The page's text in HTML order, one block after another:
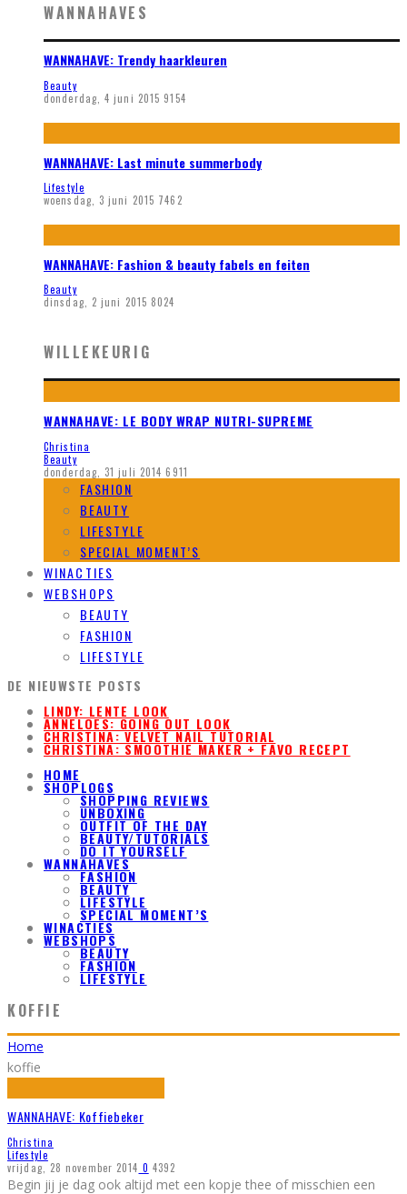
WANNAHAVES
WANNAHAVE: Trendy haarkleuren
Beauty
donderdag, 4 juni 2015 9154
WANNAHAVE: Last minute summerbody
Lifestyle
woensdag, 3 juni 2015 7462
WANNAHAVE: Fashion & beauty fabels en feiten
Beauty
dinsdag, 2 juni 2015 8024
WILLEKEURIG
WANNAHAVE: LE BODY WRAP NUTRI-SUPREME
Christina
Beauty
donderdag, 31 juli 2014 6911
FASHION
BEAUTY
LIFESTYLE
SPECIAL MOMENT’S
WINACTIES
WEBSHOPS
BEAUTY
FASHION
LIFESTYLE
DE NIEUWSTE POSTS
LINDY: LENTE LOOK
ANNELOES: GOING OUT LOOK
CHRISTINA: VELVET NAIL TUTORIAL
CHRISTINA: SMOOTHIE MAKER + FAVO RECEPT
HOME
SHOPLOGS
SHOPPING REVIEWS
UNBOXING
OUTFIT OF THE DAY
BEAUTY/TUTORIALS
DO IT YOURSELF
WANNAHAVES
FASHION
BEAUTY
LIFESTYLE
SPECIAL MOMENT’S
WINACTIES
WEBSHOPS
BEAUTY
FASHION
LIFESTYLE
KOFFIE
Home
koffie
WANNAHAVE: Koffiebeker
Christina
Lifestyle
vrijdag, 28 november 2014 0 4392
Begin jij je dag ook altijd met een kopje thee of misschien een